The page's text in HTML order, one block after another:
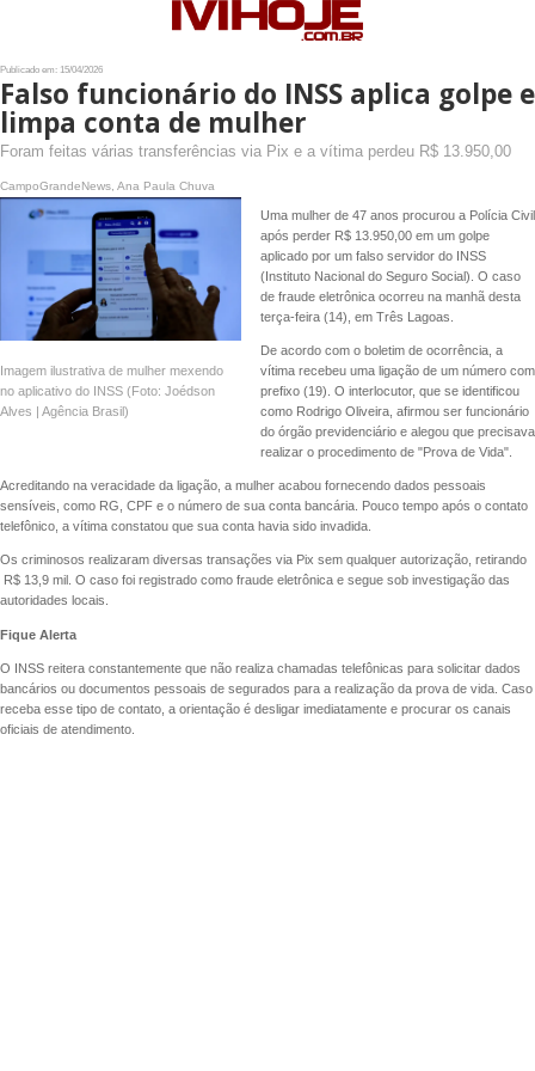
Publicado em: 15/04/2026
Falso funcionário do INSS aplica golpe e
limpa conta de mulher
Foram feitas várias transferências via Pix e a vítima perdeu R$ 13.950,00
CampoGrandeNews, Ana Paula Chuva
Imagem ilustrativa de mulher mexendo
no aplicativo do INSS (Foto: Joédson
Alves | Agência Brasil)
Uma mulher de 47 anos procurou a Polícia Civil
após perder R$ 13.950,00 em um golpe
aplicado por um falso servidor do INSS
(Instituto Nacional do Seguro Social). O caso
de fraude eletrônica ocorreu na manhã desta
terça-feira (14), em Três Lagoas.
De acordo com o boletim de ocorrência, a
vítima recebeu uma ligação de um número com
prefixo (19). O interlocutor, que se identificou
como Rodrigo Oliveira, afirmou ser funcionário
do órgão previdenciário e alegou que precisava
realizar o procedimento de "Prova de Vida".
Acreditando na veracidade da ligação, a mulher acabou fornecendo dados pessoais
sensíveis, como RG, CPF e o número de sua conta bancária. Pouco tempo após o contato
telefônico, a vítima constatou que sua conta havia sido invadida.
Os criminosos realizaram diversas transações via Pix sem qualquer autorização, retirando
R$ 13,9 mil. O caso foi registrado como fraude eletrônica e segue sob investigação das
autoridades locais.
Fique Alerta
O INSS reitera constantemente que não realiza chamadas telefônicas para solicitar dados
bancários ou documentos pessoais de segurados para a realização da prova de vida. Caso
receba esse tipo de contato, a orientação é desligar imediatamente e procurar os canais
oficiais de atendimento.